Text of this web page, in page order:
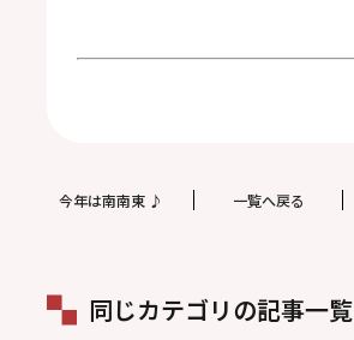
今年は南南東 ♪ 一覧へ戻る
同じカテゴリの記事一覧